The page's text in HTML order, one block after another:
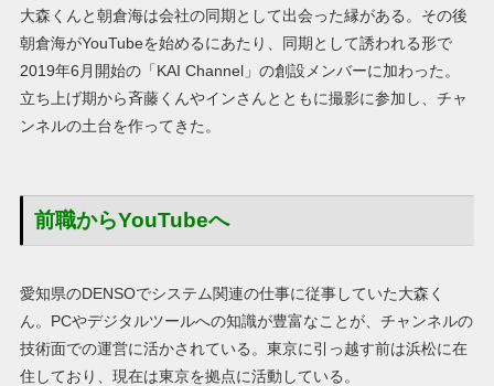
大森くんと朝倉海は会社の同期として出会った縁がある。その後
朝倉海がYouTubeを始めるにあたり、同期として誘われる形で
2019年6月開始の「KAI Channel」の創設メンバーに加わった。
立ち上げ期から斉藤くんやインさんとともに撮影に参加し、チャ
ンネルの土台を作ってきた。
前職からYouTubeへ
愛知県のDENSOでシステム関連の仕事に従事していた大森く
ん。PCやデジタルツールへの知識が豊富なことが、チャンネルの
技術面での運営に活かされている。東京に引っ越す前は浜松に在
住しており、現在は東京を拠点に活動している。